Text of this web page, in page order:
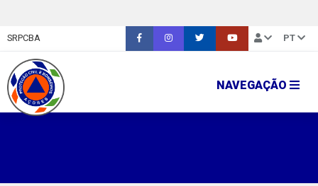
SRPCBA PT
NAVEGAÇÃO